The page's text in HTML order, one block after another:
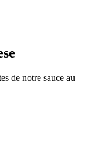
de notre sauce au